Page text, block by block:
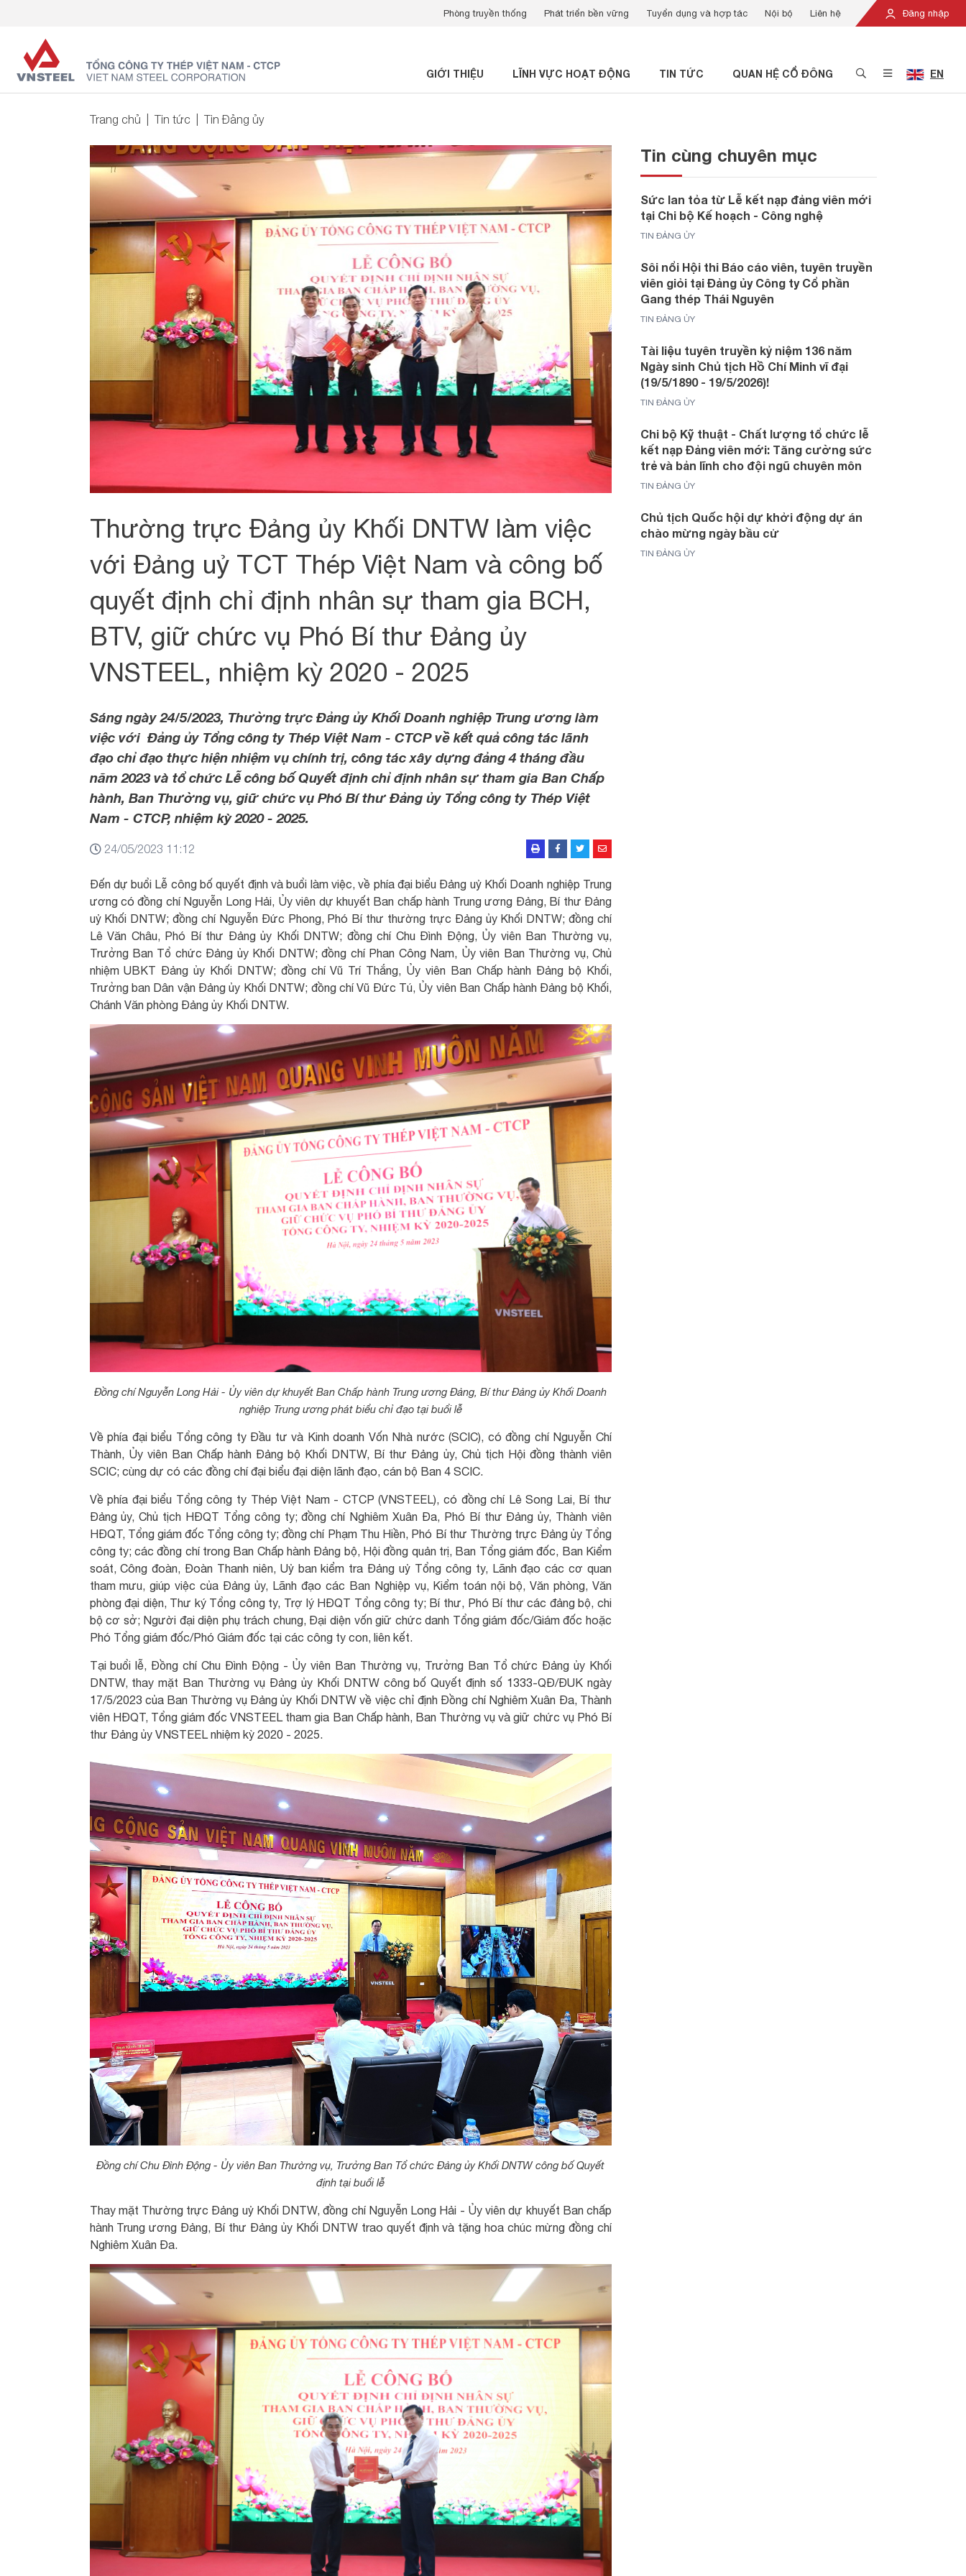
Đăng nhập
Phòng truyền thống Phát triển bền vững Tuyển dụng và hợp tác Nội bộ Liên hệ
GIỚI THIỆU LĨNH VỰC HOẠT ĐỘNG TIN TỨC QUAN HỆ CỔ ĐÔNG EN
Trang chủ Tin tức Tin Đảng ủy
Thường trực Đảng ủy Khối DNTW làm việc
với Đảng uỷ TCT Thép Việt Nam và công bố
quyết định chỉ định nhân sự tham gia BCH,
BTV, giữ chức vụ Phó Bí thư Đảng ủy
VNSTEEL, nhiệm kỳ 2020 - 2025
Sáng ngày 24/5/2023, Thường trực Đảng ủy Khối Doanh nghiệp Trung ương làm
việc với Đảng ủy Tổng công ty Thép Việt Nam - CTCP về kết quả công tác lãnh
đạo chỉ đạo thực hiện nhiệm vụ chính trị, công tác xây dựng đảng 4 tháng đầu
năm 2023 và tổ chức Lễ công bố Quyết định chỉ định nhân sự tham gia Ban Chấp
hành, Ban Thường vụ, giữ chức vụ Phó Bí thư Đảng ủy Tổng công ty Thép Việt
Nam - CTCP, nhiệm kỳ 2020 - 2025.
24/05/2023 11:12
Đến dự buổi Lễ công bố quyết định và buổi làm việc, về phía đại biểu Đảng uỷ Khối Doanh nghiệp Trung
ương có đồng chí Nguyễn Long Hải, Ủy viên dự khuyết Ban chấp hành Trung ương Đảng, Bí thư Đảng
uỷ Khối DNTW; đồng chí Nguyễn Đức Phong, Phó Bí thư thường trực Đảng ủy Khối DNTW; đồng chí
Lê Văn Châu, Phó Bí thư Đảng ủy Khối DNTW; đồng chí Chu Đình Động, Ủy viên Ban Thường vụ,
Trưởng Ban Tổ chức Đảng ủy Khối DNTW; đồng chí Phan Công Nam, Ủy viên Ban Thường vụ, Chủ
nhiệm UBKT Đảng ủy Khối DNTW; đồng chí Vũ Trí Thắng, Ủy viên Ban Chấp hành Đảng bộ Khối,
Trưởng ban Dân vận Đảng ủy Khối DNTW; đồng chí Vũ Đức Tú, Ủy viên Ban Chấp hành Đảng bộ Khối,
Chánh Văn phòng Đảng ủy Khối DNTW.
Đồng chí Nguyễn Long Hải - Ủy viên dự khuyết Ban Chấp hành Trung ương Đảng, Bí thư Đảng ủy Khối Doanh
nghiệp Trung ương phát biểu chỉ đạo tại buổi lễ
Về phía đại biểu Tổng công ty Đầu tư và Kinh doanh Vốn Nhà nước (SCIC), có đồng chí Nguyễn Chí
Thành, Ủy viên Ban Chấp hành Đảng bộ Khối DNTW, Bí thư Đảng ủy, Chủ tịch Hội đồng thành viên
SCIC; cùng dự có các đồng chí đại biểu đại diện lãnh đạo, cán bộ Ban 4 SCIC.
Về phía đại biểu Tổng công ty Thép Việt Nam - CTCP (VNSTEEL), có đồng chí Lê Song Lai, Bí thư
Đảng ủy, Chủ tịch HĐQT Tổng công ty; đồng chí Nghiêm Xuân Đa, Phó Bí thư Đảng ủy, Thành viên
HĐQT, Tổng giám đốc Tổng công ty; đồng chí Phạm Thu Hiền, Phó Bí thư Thường trực Đảng ủy Tổng
công ty; các đồng chí trong Ban Chấp hành Đảng bộ, Hội đồng quản trị, Ban Tổng giám đốc, Ban Kiểm
soát, Công đoàn, Đoàn Thanh niên, Uỷ ban kiểm tra Đảng uỷ Tổng công ty, Lãnh đạo các cơ quan
tham mưu, giúp việc của Đảng ủy, Lãnh đạo các Ban Nghiệp vụ, Kiểm toán nội bộ, Văn phòng, Văn
phòng đại diện, Thư ký Tổng công ty, Trợ lý HĐQT Tổng công ty; Bí thư, Phó Bí thư các đảng bộ, chi
bộ cơ sở; Người đại diện phụ trách chung, Đại diện vốn giữ chức danh Tổng giám đốc/Giám đốc hoặc
Phó Tổng giám đốc/Phó Giám đốc tại các công ty con, liên kết.
Tại buổi lễ, Đồng chí Chu Đình Động - Ủy viên Ban Thường vụ, Trưởng Ban Tổ chức Đảng ủy Khối
DNTW, thay mặt Ban Thường vụ Đảng ủy Khối DNTW công bố Quyết định số 1333-QĐ/ĐUK ngày
17/5/2023 của Ban Thường vụ Đảng ủy Khối DNTW về việc chỉ định Đồng chí Nghiêm Xuân Đa, Thành
viên HĐQT, Tổng giám đốc VNSTEEL tham gia Ban Chấp hành, Ban Thường vụ và giữ chức vụ Phó Bí
thư Đảng ủy VNSTEEL nhiệm kỳ 2020 - 2025.
Đồng chí Chu Đình Động - Ủy viên Ban Thường vụ, Trưởng Ban Tổ chức Đảng ủy Khối DNTW công bố Quyết
định tại buổi lễ
Thay mặt Thường trực Đảng uỷ Khối DNTW, đồng chí Nguyễn Long Hải - Ủy viên dự khuyết Ban chấp
hành Trung ương Đảng, Bí thư Đảng ủy Khối DNTW trao quyết định và tặng hoa chúc mừng đồng chí
Nghiêm Xuân Đa.
Tin cùng chuyên mục
Sức lan tỏa từ Lễ kết nạp đảng viên mới
tại Chi bộ Kế hoạch - Công nghệ
TIN ĐẢNG ỦY
Sôi nổi Hội thi Báo cáo viên, tuyên truyền
viên giỏi tại Đảng ủy Công ty Cổ phần
Gang thép Thái Nguyên
TIN ĐẢNG ỦY
Tài liệu tuyên truyền kỷ niệm 136 năm
Ngày sinh Chủ tịch Hồ Chí Minh vĩ đại
(19/5/1890 - 19/5/2026)!
TIN ĐẢNG ỦY
Chi bộ Kỹ thuật - Chất lượng tổ chức lễ
kết nạp Đảng viên mới: Tăng cường sức
trẻ và bản lĩnh cho đội ngũ chuyên môn
TIN ĐẢNG ỦY
Chủ tịch Quốc hội dự khởi động dự án
chào mừng ngày bầu cử
TIN ĐẢNG ỦY